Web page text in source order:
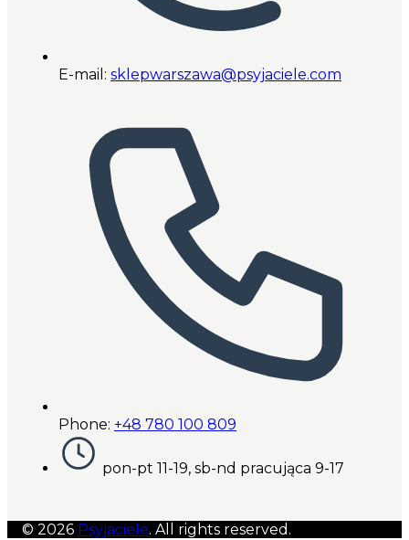
E-mail: sklepwarszawa@psyjaciele.com
Phone: +48 780 100 809
pon-pt 11-19, sb-nd pracująca 9-17
© 2026 Psyjaciele. All rights reserved.